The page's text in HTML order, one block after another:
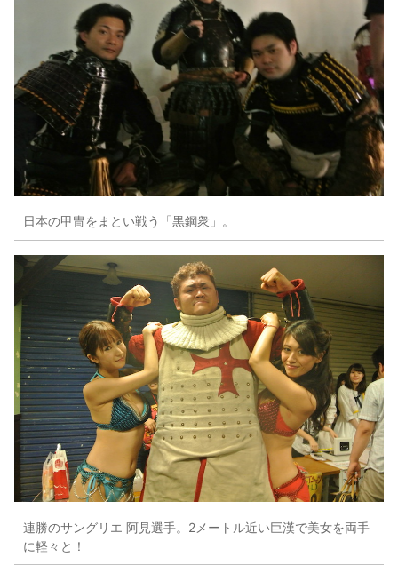
日本の甲冑をまとい戦う「黒鋼衆」。
連勝のサングリエ 阿見選手。2メートル近い巨漢で美女を両手
に軽々と！